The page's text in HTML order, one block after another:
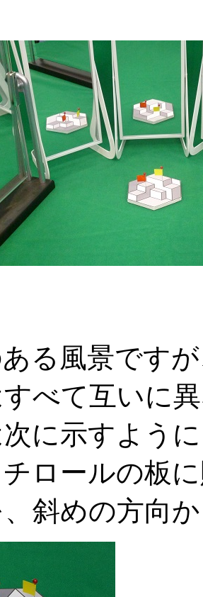
る風景です
べて互いに
に示すよう
ロールの板
斜めの方向